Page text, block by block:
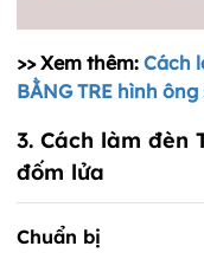
>> Xem thêm: Cách
BẰNG TRE hình
3. Cách làm đèn
đốm lửa
Chuẩn bị